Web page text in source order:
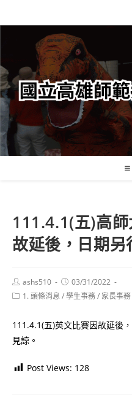
轉
要
內
容
111.4.1(五)高
故延後，日期另
Post
author:
ashs510
Post
published:
03/31/2022
Post1. 頭條消息 /學生事務/ 家長事務
111.4.1(五)英文比賽因故延後
見諒。
Post Views: 128